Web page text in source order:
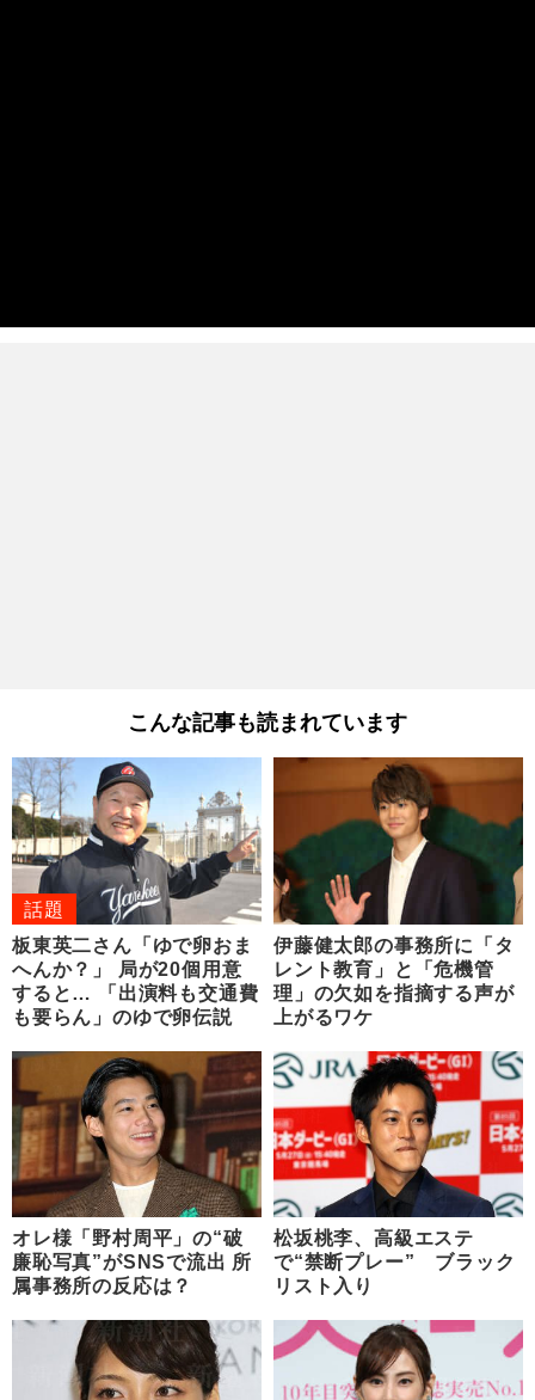
こんな記事も読まれています
話題
板東英二さん「ゆで卵おま
へんか？」 局が20個用意
すると… 「出演料も交通費
も要らん」のゆで卵伝説
伊藤健太郎の事務所に「タ
レント教育」と「危機管
理」の欠如を指摘する声が
上がるワケ
オレ様「野村周平」の“破
廉恥写真”がSNSで流出 所
属事務所の反応は？
松坂桃李、高級エステ
で“禁断プレー” ブラック
リスト入り